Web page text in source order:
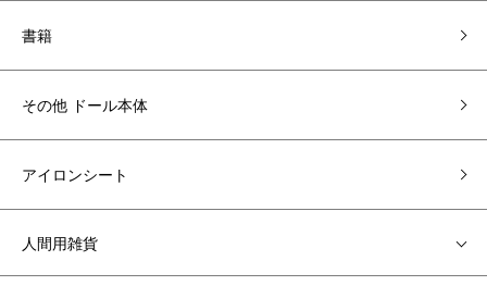
書籍
その他 ドール本体
アイロンシート
人間用雑貨